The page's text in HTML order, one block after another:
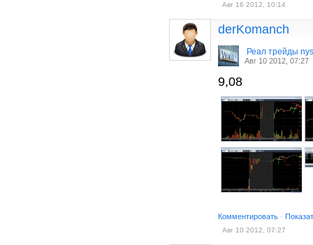
Авг 16 2012, 10:14
derKomanch
Реал трейды
Авг 10 2012, 07:27
9,08
Комментировать ·
Авг 10 2012, 07:27